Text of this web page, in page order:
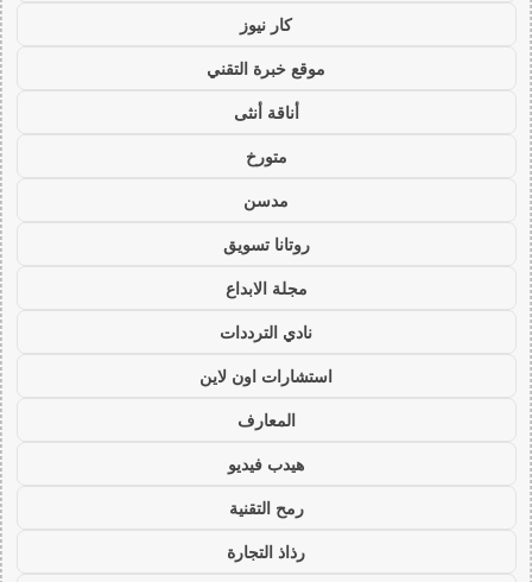
كار نيوز
موقع خبرة التقني
أناقة أنثى
متورخ
مدسن
روتانا تسويق
مجلة الابداع
نادي الترددات
استشارات اون لاين
المعارف
هيدب فيديو
رمح التقنية
رذاذ التجارة